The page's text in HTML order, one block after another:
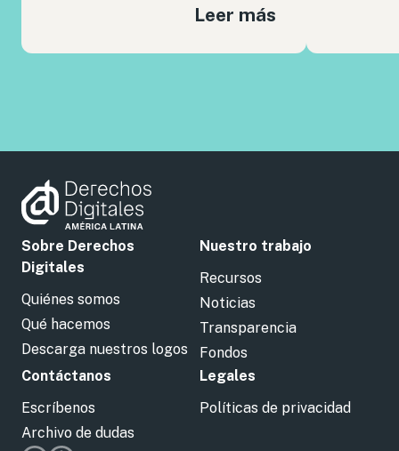
Leer más
Sobre Derechos
Digitales
Quiénes somos
Qué hacemos
Descarga nuestros logos
Nuestro trabajo
Recursos
Noticias
Transparencia
Fondos
Contáctanos
Escríbenos
Archivo de dudas
Legales
Políticas de privacidad